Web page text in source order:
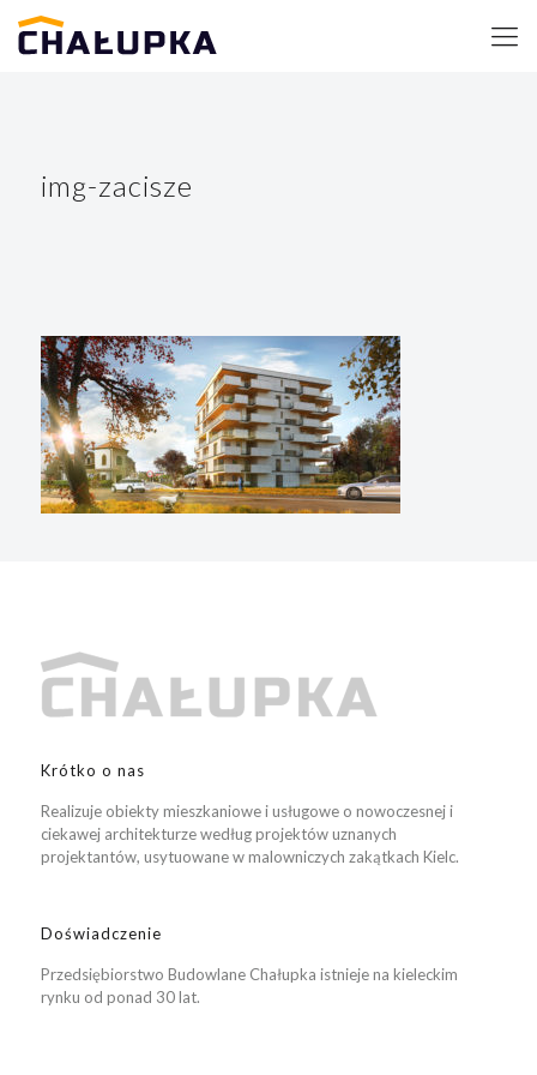
img-zacisze
Krótko o nas
Realizuje obiekty mieszkaniowe i usługowe o nowoczesnej i
ciekawej architekturze według projektów uznanych
projektantów, usytuowane w malowniczych zakątkach Kielc.
Doświadczenie
Przedsiębiorstwo Budowlane Chałupka istnieje na kieleckim
rynku od ponad 30 lat.